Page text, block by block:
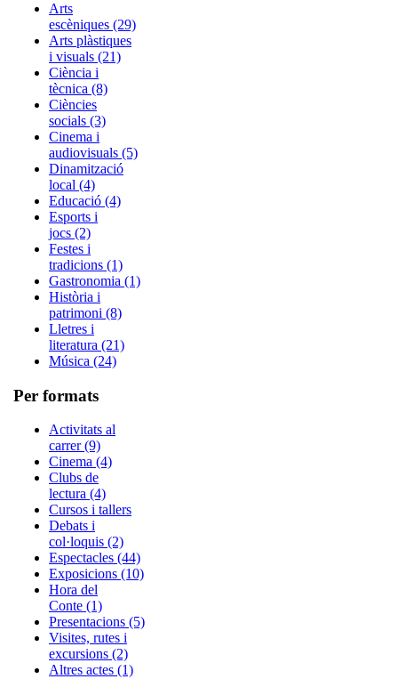
Arts
escèniques (29)
Arts plàstiques
i visuals (21)
Ciència i
tècnica (8)
Ciències
socials (3)
Cinema i
audiovisuals (5)
Dinamització
local (4)
Educació (4)
Esports i
jocs (2)
Festes i
tradicions (1)
Gastronomia (1)
Història i
patrimoni (8)
Lletres i
literatura (21)
Música (24)
Per formats
Activitats al
carrer (9)
Cinema (4)
Clubs de
lectura (4)
Cursos i tallers
Debats i
col·loquis (2)
Espectacles (44)
Exposicions (10)
Hora del
Conte (1)
Presentacions (5)
Visites, rutes i
excursions (2)
Altres actes (1)